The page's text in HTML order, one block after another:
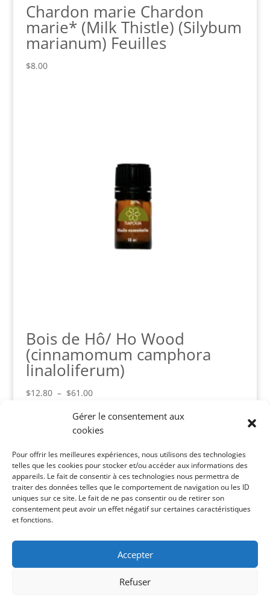
Gérer le consentement aux
cookies
Pour offrir les meilleures expériences, nous utilisons des technologies
telles que les cookies pour stocker et/ou accéder aux informations des
appareils. Le fait de consentir à ces technologies nous permettra de
traiter des données telles que le comportement de navigation ou les ID
uniques sur ce site. Le fait de ne pas consentir ou de retirer son
consentement peut avoir un effet négatif sur certaines caractéristiques
et fonctions.
Accepter
Refuser
Chardon marie Chardon
marie* (Milk Thistle) (Silybum
marianum) Feuilles
$8.00
Bois de Hô/ Ho Wood
(cinnamomum camphora
linaloliferum)
$12.80 – $61.00Plage
prix :
$12.80
$61.00
Votre panier est vide.
Catégories de produits
×
Toute la boutique
Recherche de produits
pour :
Recherche